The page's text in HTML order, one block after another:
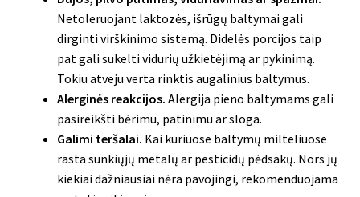
Netoleruojant laktozės, išrūgų baltymai gali
dirginti virškinimo sistemą. Didelės porcijos taip
pat gali sukelti vidurių užkietėjimą ar pykinimą.
Tokiu atveju verta rinktis augalinius baltymus.
Alerginės reakcijos. Alergija pieno baltymams gali
pasireikšti bėrimu, patinimu ar sloga.
Galimi teršalai. Kai kuriuose baltymų milteliuose
rasta sunkiųjų metalų ar pesticidų pėdsakų. Nors jų
kiekiai dažniausiai nėra pavojingi, rekomenduojama